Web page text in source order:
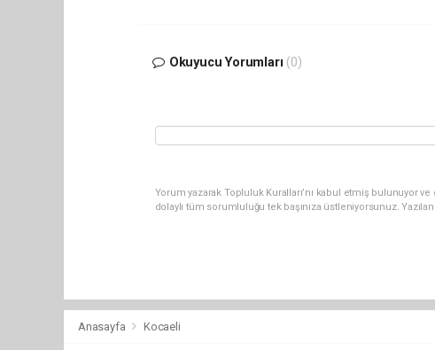
Okuyucu Yorumları (0)
Yorum yazarak Topluluk Kuralları’nı kabul etmiş bulunuyor
dolaylı tüm sorumluluğu tek başınıza üstleniyorsunuz.
Anasayfa Kocaeli